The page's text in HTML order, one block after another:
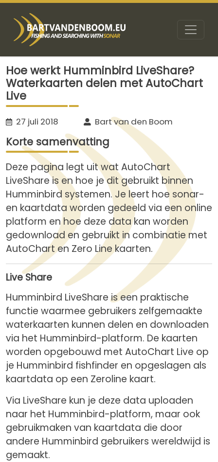
Hoe werkt Humminbird LiveShare?
Waterkaarten delen met AutoChart
Live
27 juli 2018 Bart van den Boom
Korte samenvatting
Deze pagina legt uit wat AutoChart
LiveShare is en hoe je dit gebruikt binnen
Humminbird systemen. Je leert hoe sonar-
en kaartdata worden gedeeld via een online
platform en hoe deze data kan worden
gedownload en gebruikt in combinatie met
AutoChart en Zero Line kaarten.
Live Share
Humminbird LiveShare is een praktische
functie waarmee gebruikers zelfgemaakte
waterkaarten kunnen delen en downloaden
via het Humminbird-platform. De kaarten
worden opgebouwd met AutoChart Live op
je Humminbird fishfinder en opgeslagen als
kaartdata op een Zeroline kaart.
Via LiveShare kun je deze data uploaden
naar het Humminbird-platform, maar ook
gebruikmaken van kaartdata die door
andere Humminbird gebruikers wereldwijd is
gemaakt.